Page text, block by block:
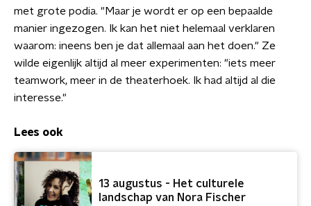
met grote podia. "Maar je wordt er op een bepaalde
manier ingezogen. Ik kan het niet helemaal verklaren
waarom: ineens ben je dat allemaal aan het doen." Ze
wilde eigenlijk altijd al meer experimenten: "iets meer
teamwork, meer in de theaterhoek. Ik had altijd al die
interesse."
Lees ook
13 augustus - Het culturele
landschap van Nora Fischer